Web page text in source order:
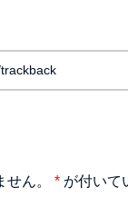
せん。 * が付いて